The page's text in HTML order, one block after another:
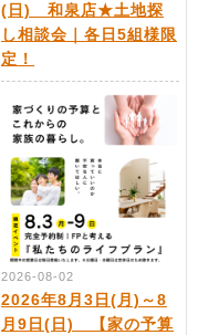
(日) 和泉店★土地探
し相談会｜各日5組様限
定！
2026-08-02
2026年8月3日(月)～8
月9日(日) 【家の予算